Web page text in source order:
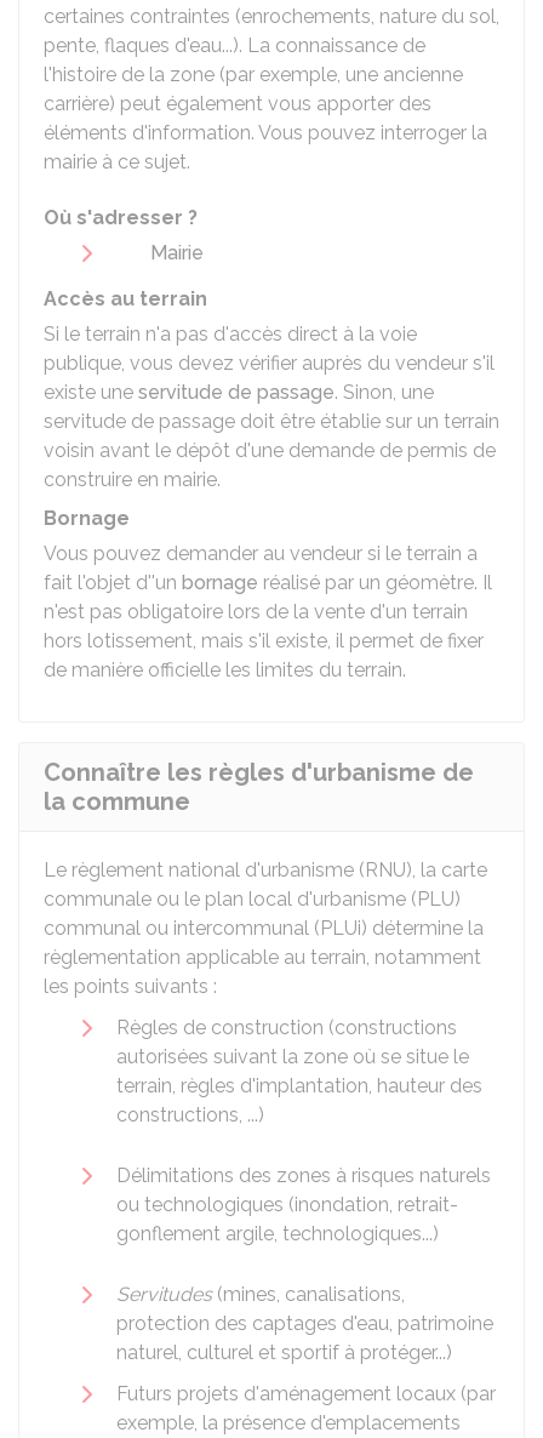
certaines contraintes (enrochements, nature du sol,
pente, flaques d'eau...). La connaissance de
l'histoire de la zone (par exemple, une ancienne
carrière) peut également vous apporter des
éléments d'information. Vous pouvez interroger la
mairie à ce sujet.
Où s'adresser ?
Mairie
Accès au terrain
Si le terrain n'a pas d'accès direct à la voie
publique, vous devez vérifier auprès du vendeur s'il
existe une servitude de passage. Sinon, une
servitude de passage doit être établie sur un terrain
voisin avant le dépôt d'une demande de permis de
construire en mairie.
Bornage
Vous pouvez demander au vendeur si le terrain a
fait l'objet d''un bornage réalisé par un géomètre. Il
n'est pas obligatoire lors de la vente d'un terrain
hors lotissement, mais s'il existe, il permet de fixer
de manière officielle les limites du terrain.
Connaître les règles d'urbanisme de
la commune
Le règlement national d'urbanisme (RNU), la carte
communale ou le plan local d'urbanisme (PLU)
communal ou intercommunal (PLUi) détermine la
règlementation applicable au terrain, notamment
les points suivants :
Règles de construction (constructions
autorisées suivant la zone où se situe le
terrain, règles d'implantation, hauteur des
constructions, ...)
Délimitations des zones à risques naturels
ou technologiques (inondation, retrait-
gonflement argile, technologiques...)
Servitudes(mines, canalisations,
protection des captages d'eau, patrimoine
naturel, culturel et sportif à protéger...)
Futurs projets d'aménagement locaux (par
exemple, la présence d'emplacements